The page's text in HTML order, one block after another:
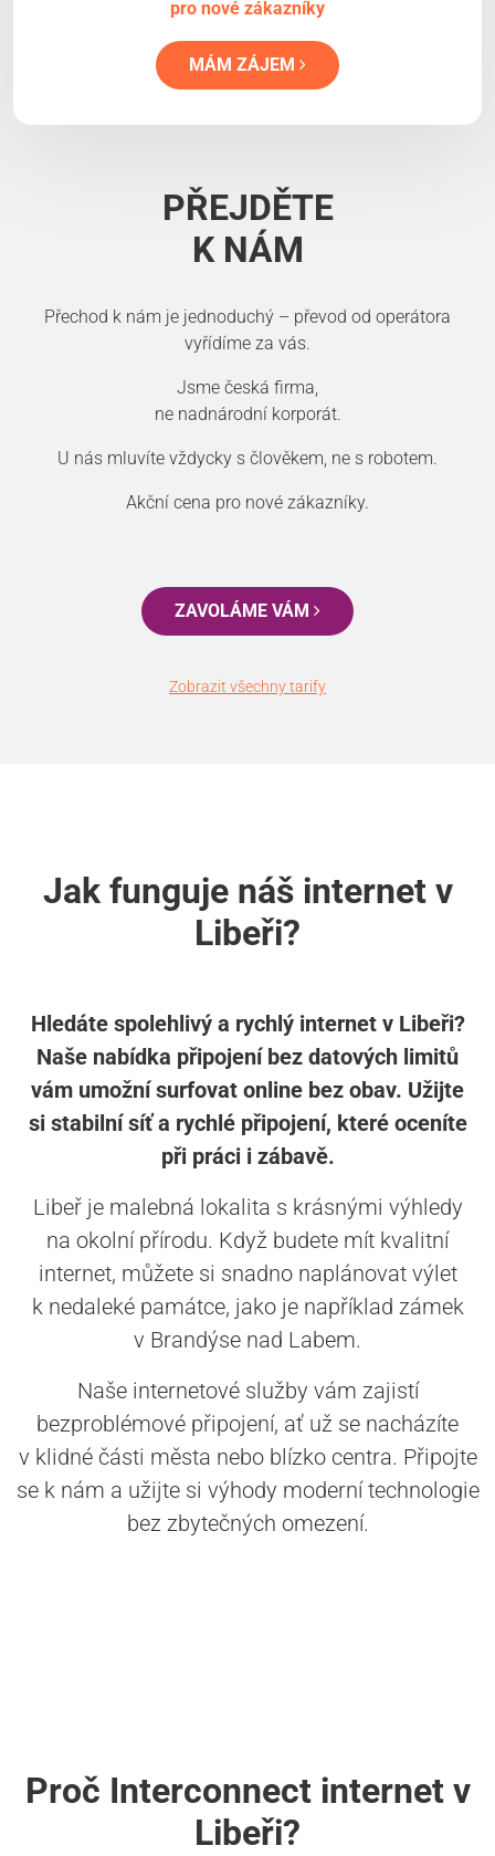
pro nové zákazníky
MÁM ZÁJEM
PŘEJDĚTE
K NÁM
Přechod k nám je jednoduchý – převod od operátora
vyřídíme za vás.
Jsme česká firma,
ne nadnárodní korporát.
U nás mluvíte vždycky s člověkem, ne s robotem.
Akční cena pro nové zákazníky.
ZAVOLÁME VÁM
Zobrazit všechny tarify
Jak funguje náš internet v
Libeři?
Hledáte spolehlivý a rychlý internet v Libeři?
Naše nabídka připojení bez datových limitů
vám umožní surfovat online bez obav. Užijte
si stabilní síť a rychlé připojení, které oceníte
při práci i zábavě.
Libeř je malebná lokalita s krásnými výhledy
na okolní přírodu. Když budete mít kvalitní
internet, můžete si snadno naplánovat výlet
k nedaleké památce, jako je například zámek
v Brandýse nad Labem.
Naše internetové služby vám zajistí
bezproblémové připojení, ať už se nacházíte
v klidné části města nebo blízko centra. Připojte
se k nám a užijte si výhody moderní technologie
bez zbytečných omezení.
Proč Interconnect internet v
Libeři?